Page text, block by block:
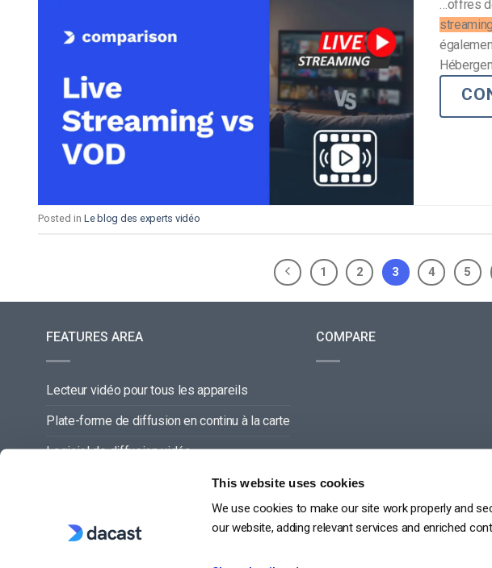
This website uses cookies
We use cookies to make our site work properly and
our website, adding relevant services and enriched
…offres
streaming
Posted in Le blog des experts vidéo
1 2 3 4 5
FEATURES AREA
Lecteur vidéo pour tous les appareils
Plate-forme de diffusion en continu à la carte
Logiciel de diffusion vidéo
COMPARE